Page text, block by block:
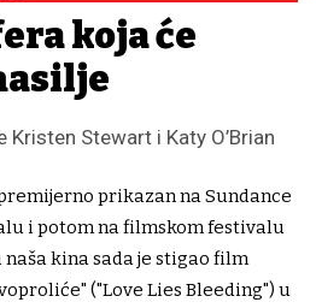
koja će
Stewart i Katy O’Brian
prikazan na Sundance
i potom na filmskom festivalu
kina sada je stigao film
("Love Lies Bleeding") u